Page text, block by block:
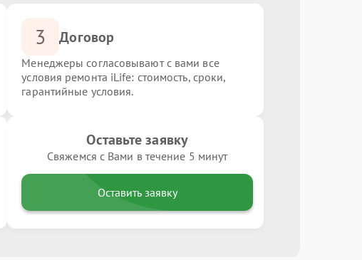
3 Договор
Менеджеры согласовывают с вами все
условия ремонта iLife: стоимость, сроки,
гарантийные условия.
Оставьте заявку
Свяжемся с Вами в течение 5 минут
Оставить заявку